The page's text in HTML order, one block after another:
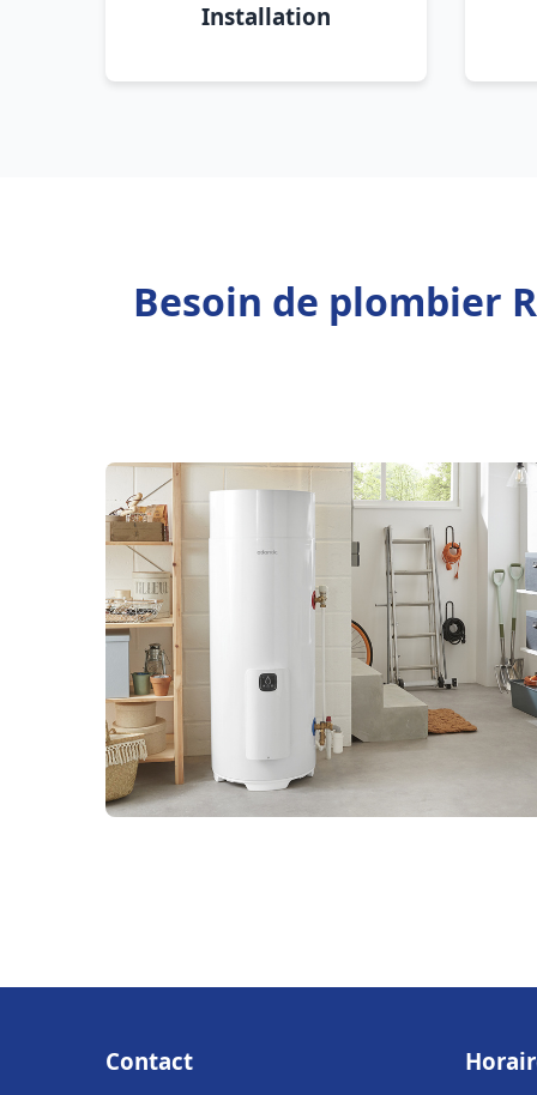
Installation
Besoin de plombier
Contact